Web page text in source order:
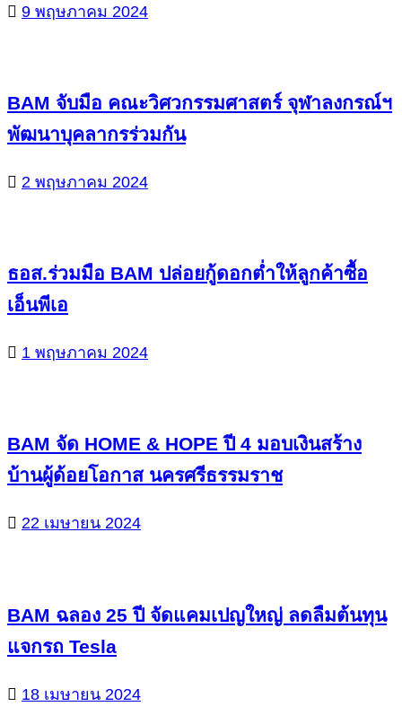
9 พฤษภาคม 2024
BAM จับมือ คณะวิศวกรรมศาสตร์ จุฬาลงกรณ์ฯ
พัฒนาบุคลากรร่วมกัน
2 พฤษภาคม 2024
ธอส.ร่วมมือ BAM ปล่อยกู้ดอกต่ำให้ลูกค้าซื้อ
เอ็นพีเอ
1 พฤษภาคม 2024
BAM จัด HOME & HOPE ปี 4 มอบเงินสร้าง
บ้านผู้ด้อยโอกาส นครศรีธรรมราช
22 เมษายน 2024
BAM ฉลอง 25 ปี จัดแคมเปญใหญ่ ลดลืมต้นทุน
แจกรถ Tesla
18 เมษายน 2024